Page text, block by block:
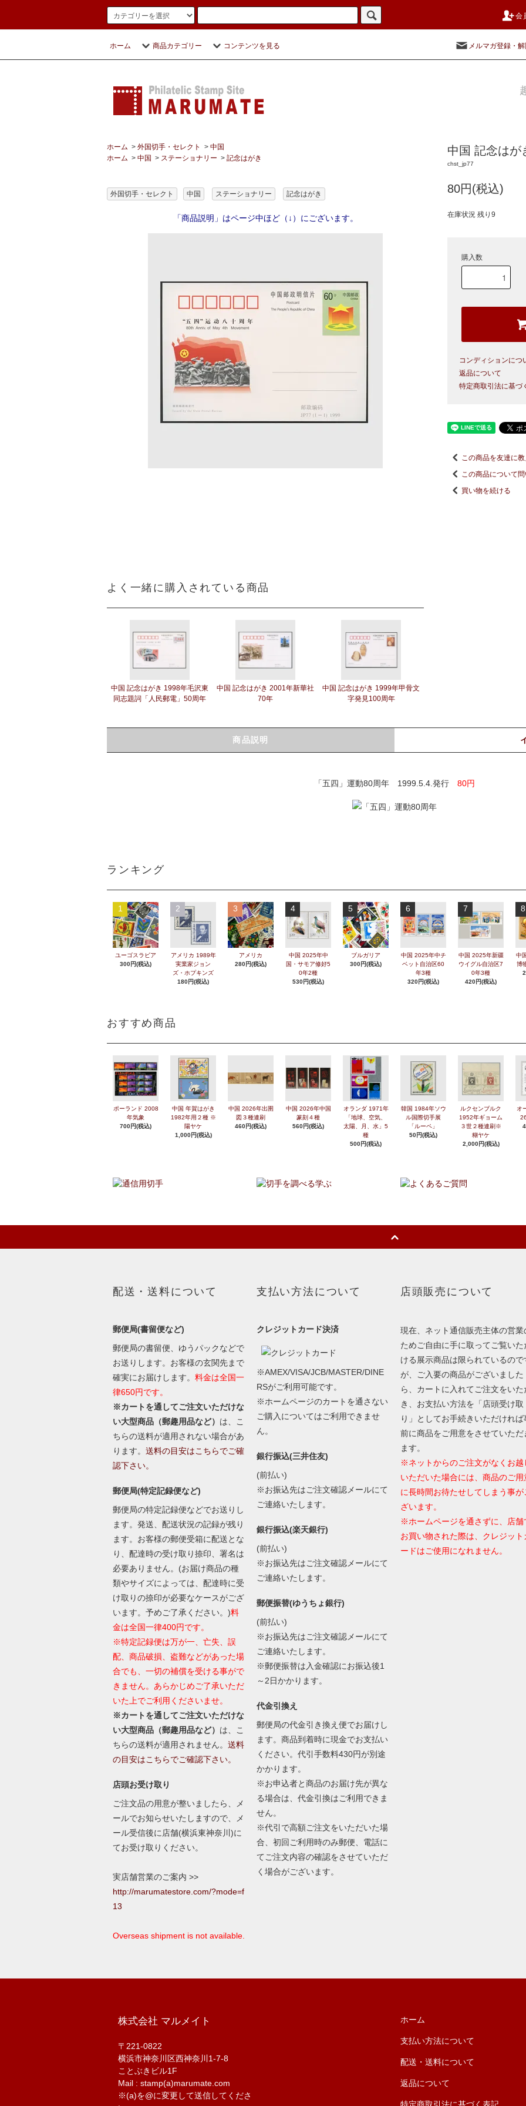
会
ホーム 商品カテゴリー コンテンツを見る メルマガ登録・
ホーム > 外国切手・セレクト > 中国
ホーム > 中国 > ステーショナリー > 記念はがき
外国切手・セレクト 中国 ステーショナリー 記念はがき
「商品説明」はページ中ほど（↓）にございます。
よく一緒に購入されている商品
中国 記念はがき 1998年毛沢東
同志題詞「人民郵電」50周年
中国 記念はがき 2001年新華社
70年
中国 記念はがき 1999年甲骨文
字発見100周年
中国 記念はが
chst_jp77
80円(税込)
在庫状況 残り9
購入数
コンディションにつ
返品について
特定商取引法に基づ
この商品を友達に
この商品について
買い物を続ける
商品説明
「五四」運動80周年 1999.5.4.発行 80円
ランキング
1
ユーゴスラビア
300円(税込)
2
アメリカ 1989年
実業家ジョン
ズ・ホプキンズ
180円(税込)
3
アメリカ
280円(税込)
4
中国 2025年中
国・サモア修好5
0年2種
530円(税込)
5
ブルガリア
300円(税込)
6
中国 2025年中チ
ベット自治区60
年3種
320円(税込)
7
中国 2025年新疆
ウイグル自治区7
0年3種
420円(税込)
8
中
博
おすすめ商品
ポーランド 2008
年気象
700円(税込)
中国 年賀はがき
1982年用２種 ※
陽ヤケ
1,000円(税込)
中国 2026年出圉
図３種連刷
460円(税込)
中国 2026年中国
篆刻４種
560円(税込)
オランダ 1971年
「地球、空気、
太陽、月、水」5
種
500円(税込)
韓国 1984年ソウ
ル国際切手展
「ルーペ」
50円(税込)
ルクセンブルク
1952年ギョーム
３世２種連刷※
糊ヤケ
2,000円(税込)
オ
配送・送料について
郵便局(書留便など)
郵便局の書留便、ゆうパックなどで
お送りします。お客様の玄関先まで
確実にお届けします。 料金は全国一
律650円です。
※カートを通してご注文いただけな
い大型商品（郵趣用品など） は、こ
ちらの送料が適用されない場合があ
ります。 送料の目安はこちらでご確
認下さい。
郵便局(特定記録便など)
郵便局の特定記録便などでお送りし
ます。発送、配送状況の記録が残り
ます。お客様の郵便受箱に配送とな
り、配達時の受け取り捺印、署名は
必要ありません。(お届け商品の種
類やサイズによっては、配達時に受
け取りの捺印が必要なケースがござ
います。予めご了承ください。)料
金は全国一律400円です。
※特定記録便は万が一、亡失、誤
配、商品破損、盗難などがあった場
合でも、一切の補償を受ける事がで
きません。あらかじめご了承いただ
いた上でご利用くださいませ。
※カートを通してご注文いただけな
い大型商品（郵趣用品など） は、こ
ちらの送料が適用されません。 送料
の目安はこちらでご確認下さい。
店頭お受け取り
ご注文品の用意が整いましたら、メ
ールでお知らせいたしますので、メ
ール受信後に店舗(横浜東神奈川)に
てお受け取りください。
実店舗営業のご案内 >>
http://marumatestore.com/?mode=f
13
Overseas shipment is not available.
支払い方法について
クレジットカード決済
※AMEX/VISA/JCB/MASTER/DINE
RSがご利用可能です。
※ホームページのカートを通さない
ご購入についてはご利用できませ
ん。
銀行振込(三井住友)
(前払い)
※お振込先はご注文確認メールにて
ご連絡いたします。
銀行振込(楽天銀行)
(前払い)
※お振込先はご注文確認メールにて
ご連絡いたします。
郵便振替(ゆうちょ銀行)
(前払い)
※お振込先はご注文確認メールにて
ご連絡いたします。
※郵便振替は入金確認にお振込後1
～2日かかります。
代金引換え
郵便局の代金引き換え便でお届けし
ます。商品到着時に現金でお支払い
ください。代引手数料430円が別途
かかります。
※お申込者と商品のお届け先が異な
る場合は、代金引換はご利用できま
せん。
※代引で高額ご注文をいただいた場
合、初回ご利用時のみ郵便、電話に
てご注文内容の確認をさせていただ
く場合がございます。
店頭販売について
現在、ネット通信販売主体の営業
ためご自由に手に取ってご覧いた
ける展示商品は限られているので
が、ご入要の商品がございました
ら、カートに入れてご注文をいた
き、お支払い方法を「店頭受け取
り」としてお手続きいただければ
前に商品をご用意をさせていただ
ます。
※ネットからのご注文がなくお越
いただいた場合には、商品のご用
に長時間お待たせしてしまう事が
ざいます。
※ホームページを通さずに、店舗
お買い物された際は、クレジット
ードはご使用になれません。
株式会社 マルメイト
〒221-0822
横浜市神奈川区西神奈川1-7-8
ことぶきビル1F
Mail : stamp(a)marumate.com
※(a)を@に変更して送信してくださ
ホーム
支払い方法について
配送・送料について
返品について
特定商取引法に基づく表記